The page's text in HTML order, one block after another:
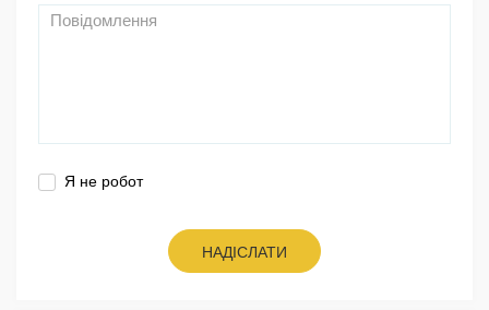
Я не робот
НАДІСЛАТИ